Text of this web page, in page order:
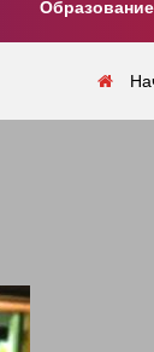
Образование